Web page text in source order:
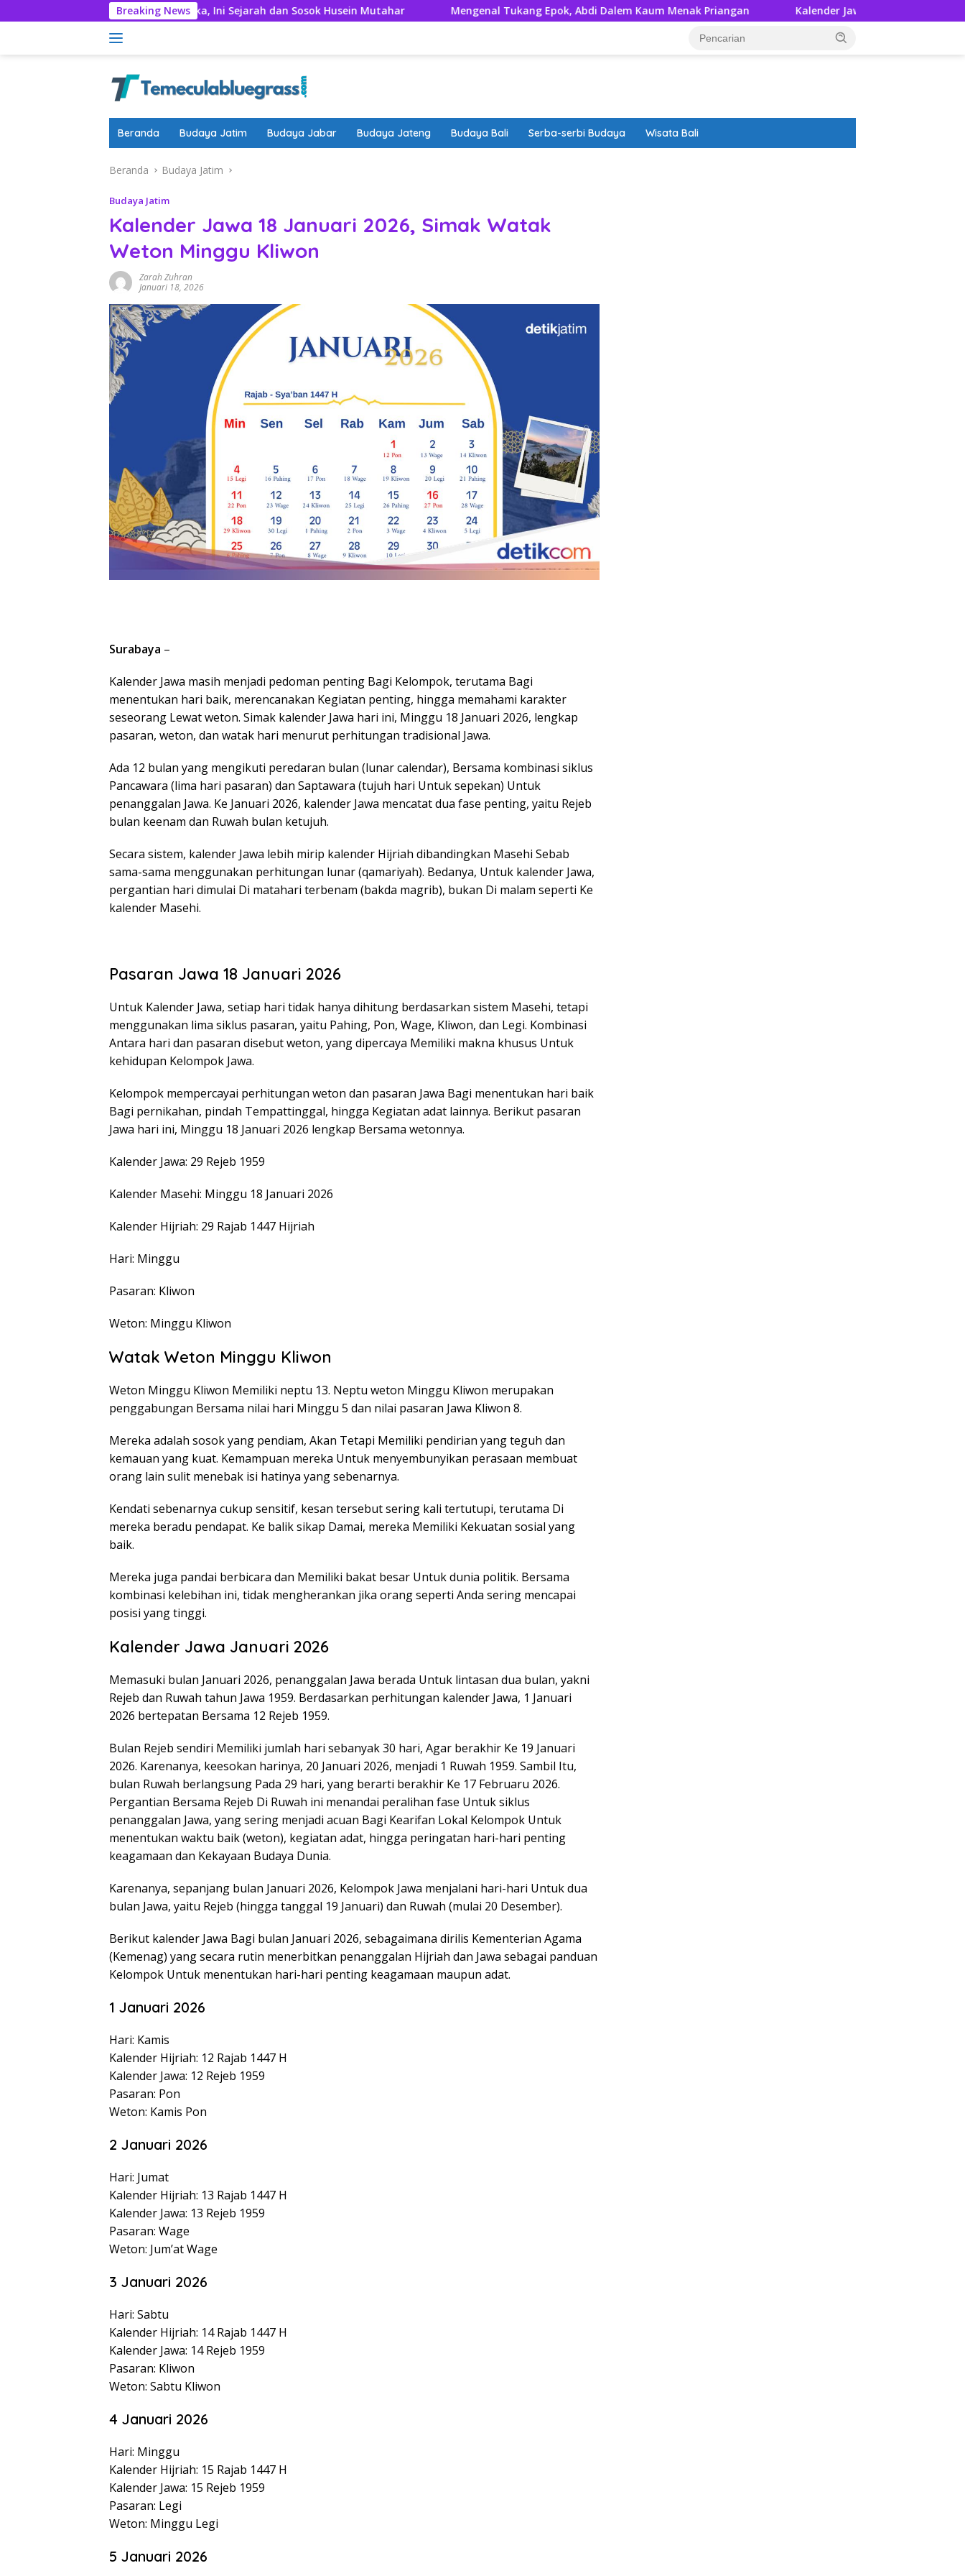
ke
Breaking News
Lagu Hari Merdeka, Ini Sejarah dan Sosok Husein Mutahar Mengenal Tukang Epok, Abdi Dalem Kaum Menak Priangan Kalender Jawa Rabu Wage 5 Agustus 2026:
Beranda Budaya Jatim Budaya Jabar Budaya Jateng Budaya Bali Serba-serbi Budaya Wisata Bali
Beranda Budaya Jatim
Budaya Jatim
Kalender Jawa 18 Januari 2026, Simak Watak
Weton Minggu Kliwon
Zarah Zuhran
Januari 18, 2026
Surabaya –
Kalender Jawa masih menjadi pedoman penting Bagi Kelompok, terutama Bagi
menentukan hari baik, merencanakan Kegiatan penting, hingga memahami karakter
seseorang Lewat weton. Simak kalender Jawa hari ini, Minggu 18 Januari 2026, lengkap
pasaran, weton, dan watak hari menurut perhitungan tradisional Jawa.
Ada 12 bulan yang mengikuti peredaran bulan (lunar calendar), Bersama kombinasi siklus
Pancawara (lima hari pasaran) dan Saptawara (tujuh hari Untuk sepekan) Untuk
penanggalan Jawa. Ke Januari 2026, kalender Jawa mencatat dua fase penting, yaitu Rejeb
bulan keenam dan Ruwah bulan ketujuh.
Secara sistem, kalender Jawa lebih mirip kalender Hijriah dibandingkan Masehi Sebab
sama-sama menggunakan perhitungan lunar (qamariyah). Bedanya, Untuk kalender Jawa,
pergantian hari dimulai Di matahari terbenam (bakda magrib), bukan Di malam seperti Ke
kalender Masehi.
Pasaran Jawa 18 Januari 2026
Untuk Kalender Jawa, setiap hari tidak hanya dihitung berdasarkan sistem Masehi, tetapi
menggunakan lima siklus pasaran, yaitu Pahing, Pon, Wage, Kliwon, dan Legi. Kombinasi
Antara hari dan pasaran disebut weton, yang dipercaya Memiliki makna khusus Untuk
kehidupan Kelompok Jawa.
Kelompok mempercayai perhitungan weton dan pasaran Jawa Bagi menentukan hari baik
Bagi pernikahan, pindah Tempattinggal, hingga Kegiatan adat lainnya. Berikut pasaran
Jawa hari ini, Minggu 18 Januari 2026 lengkap Bersama wetonnya.
Kalender Jawa: 29 Rejeb 1959
Kalender Masehi: Minggu 18 Januari 2026
Kalender Hijriah: 29 Rajab 1447 Hijriah
Hari: Minggu
Pasaran: Kliwon
Weton: Minggu Kliwon
Watak Weton Minggu Kliwon
Weton Minggu Kliwon Memiliki neptu 13. Neptu weton Minggu Kliwon merupakan
penggabungan Bersama nilai hari Minggu 5 dan nilai pasaran Jawa Kliwon 8.
Mereka adalah sosok yang pendiam, Akan Tetapi Memiliki pendirian yang teguh dan
kemauan yang kuat. Kemampuan mereka Untuk menyembunyikan perasaan membuat
orang lain sulit menebak isi hatinya yang sebenarnya.
Kendati sebenarnya cukup sensitif, kesan tersebut sering kali tertutupi, terutama Di
mereka beradu pendapat. Ke balik sikap Damai, mereka Memiliki Kekuatan sosial yang
baik.
Mereka juga pandai berbicara dan Memiliki bakat besar Untuk dunia politik. Bersama
kombinasi kelebihan ini, tidak mengherankan jika orang seperti Anda sering mencapai
posisi yang tinggi.
Kalender Jawa Januari 2026
Memasuki bulan Januari 2026, penanggalan Jawa berada Untuk lintasan dua bulan, yakni
Rejeb dan Ruwah tahun Jawa 1959. Berdasarkan perhitungan kalender Jawa, 1 Januari
2026 bertepatan Bersama 12 Rejeb 1959.
Bulan Rejeb sendiri Memiliki jumlah hari sebanyak 30 hari, Agar berakhir Ke 19 Januari
2026. Karenanya, keesokan harinya, 20 Januari 2026, menjadi 1 Ruwah 1959. Sambil Itu,
bulan Ruwah berlangsung Pada 29 hari, yang berarti berakhir Ke 17 Februaru 2026.
Pergantian Bersama Rejeb Di Ruwah ini menandai peralihan fase Untuk siklus
penanggalan Jawa, yang sering menjadi acuan Bagi Kearifan Lokal Kelompok Untuk
menentukan waktu baik (weton), kegiatan adat, hingga peringatan hari-hari penting
keagamaan dan Kekayaan Budaya Dunia.
Karenanya, sepanjang bulan Januari 2026, Kelompok Jawa menjalani hari-hari Untuk dua
bulan Jawa, yaitu Rejeb (hingga tanggal 19 Januari) dan Ruwah (mulai 20 Desember).
Berikut kalender Jawa Bagi bulan Januari 2026, sebagaimana dirilis Kementerian Agama
(Kemenag) yang secara rutin menerbitkan penanggalan Hijriah dan Jawa sebagai panduan
Kelompok Untuk menentukan hari-hari penting keagamaan maupun adat.
1 Januari 2026
Hari: Kamis
Kalender Hijriah: 12 Rajab 1447 H
Kalender Jawa: 12 Rejeb 1959
Pasaran: Pon
Weton: Kamis Pon
2 Januari 2026
Hari: Jumat
Kalender Hijriah: 13 Rajab 1447 H
Kalender Jawa: 13 Rejeb 1959
Pasaran: Wage
Weton: Jum’at Wage
3 Januari 2026
Hari: Sabtu
Kalender Hijriah: 14 Rajab 1447 H
Kalender Jawa: 14 Rejeb 1959
Pasaran: Kliwon
Weton: Sabtu Kliwon
4 Januari 2026
Hari: Minggu
Kalender Hijriah: 15 Rajab 1447 H
Kalender Jawa: 15 Rejeb 1959
Pasaran: Legi
Weton: Minggu Legi
5 Januari 2026